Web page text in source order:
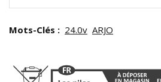
Mots-Clés : 24.0v ARJO